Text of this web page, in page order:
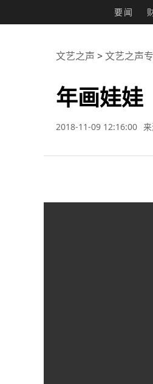
要闻
文艺之声 >文艺之声
年画娃娃
2018-11-09 12:16:00